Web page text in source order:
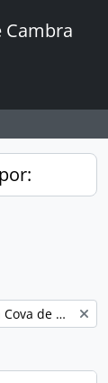
Cambra
União das Freguesias de Vila Chã, Codal e Vila Cova de Perrinho